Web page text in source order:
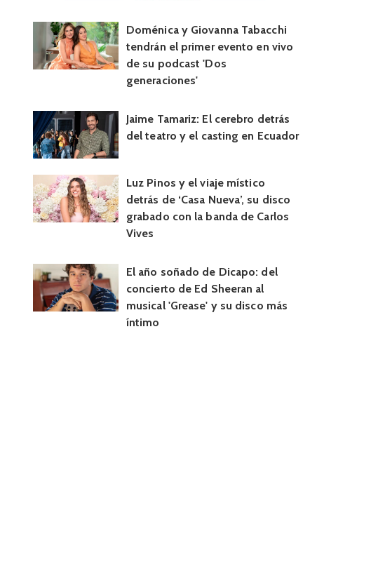
Doménica y Giovanna Tabacchi
tendrán el primer evento en vivo
de su podcast 'Dos
generaciones'
Jaime Tamariz: El cerebro detrás
del teatro y el casting en Ecuador
Luz Pinos y el viaje místico
detrás de ‘Casa Nueva’, su disco
grabado con la banda de Carlos
Vives
El año soñado de Dicapo: del
concierto de Ed Sheeran al
musical 'Grease' y su disco más
íntimo